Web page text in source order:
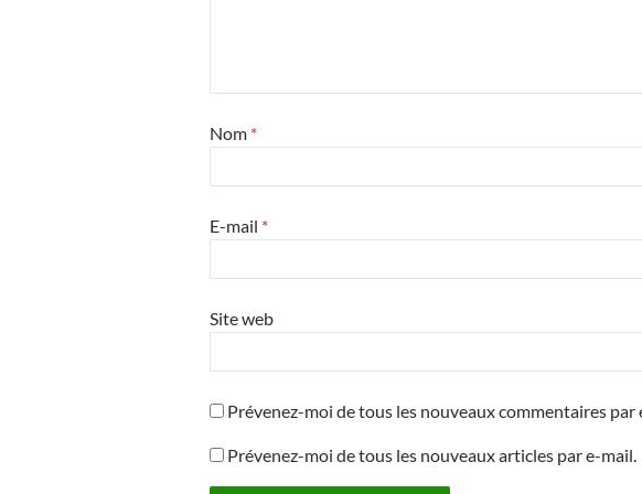
Nom *
E-mail *
Site web
Prévenez-moi de tous les nouveaux commentaires par
Prévenez-moi de tous les nouveaux articles par e-mail.